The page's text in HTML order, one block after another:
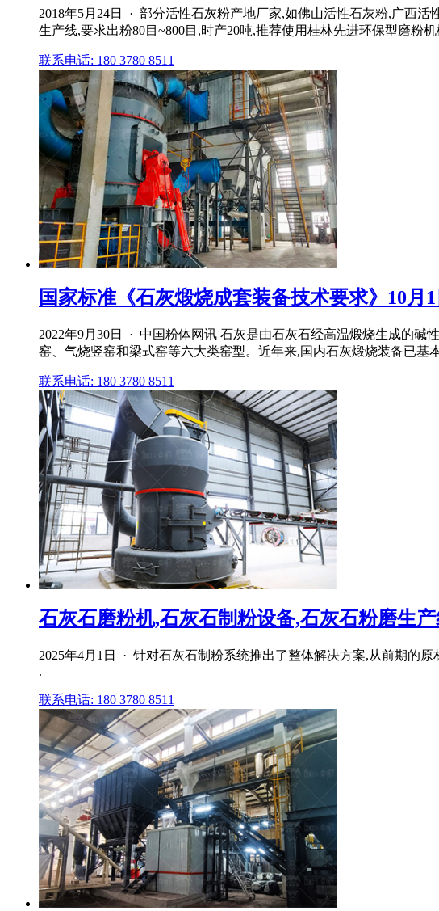
2018年5月24日 · 部分活性石灰粉产地厂家,如佛山活性石灰粉,广西
生产线,要求出粉80目~800目,时产20吨,推荐使用桂林先进环保型磨粉
联系电话: 180 3780 8511
国家标准《石灰煅烧成套装备技术要求》10月
2022年9月30日 · 中国粉体网讯 石灰是由石灰石经高温煅烧生成的
窑、气烧竖窑和梁式窑等六大类窑型。近年来,国内石灰煅烧装备已基
联系电话: 180 3780 8511
石灰石磨粉机,石灰石制粉设备,石灰石粉磨生
2025年4月1日 · 针对石灰石制粉系统推出了整体解决方案,从前期的
.
联系电话: 180 3780 8511